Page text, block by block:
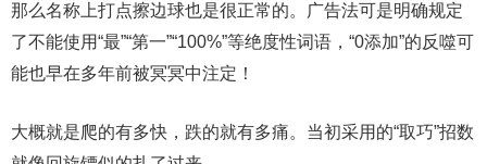
那么名称上打点擦边球也是很正常的。广告法可是明确规定
了不能使用“最”“第一”“100%”等绝度性词语，“0添加”的反噬可
能也早在多年前被冥冥中注定！
大概就是爬的有多快，跌的就有多痛。当初采用的“取巧”招数